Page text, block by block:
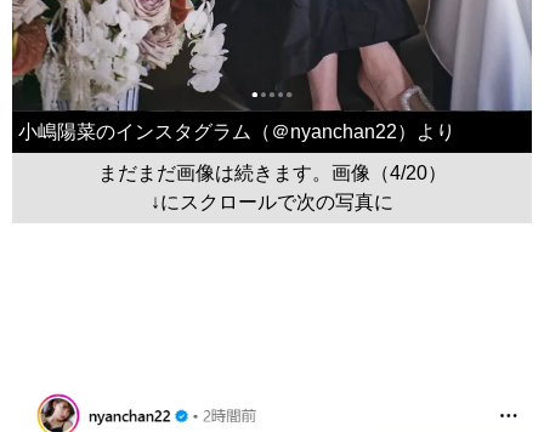
小嶋陽菜のインスタグラム（＠nyanchan22）より
まだまだ画像は続きます。画像（4/20）
↓にスクロールで次の写真に